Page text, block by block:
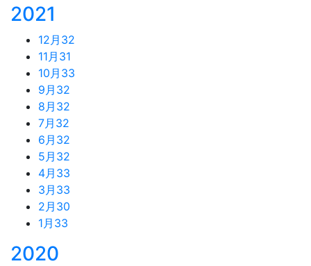
2021
12月 32
11月 31
10月 33
9月 32
8月 32
7月 32
6月 32
5月 32
4月 33
3月 33
2月 30
1月 33
2020